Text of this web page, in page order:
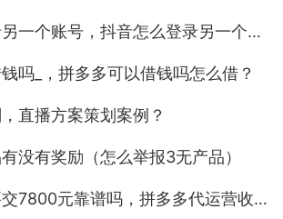
账号，抖音怎么登录另一个账号而手机号相同？
吗_，拼多多可以借钱吗怎么借？
直播方案策划案例？
没有奖励（怎么举报3无产品）
元靠谱吗，拼多多代运营收费标准？